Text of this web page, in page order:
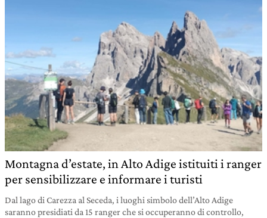
Montagna d’estate, in Alto Adige istituiti i ranger
per sensibilizzare e informare i turisti
Dal lago di Carezza al Seceda, i luoghi simbolo dell’Alto Adige
saranno presidiati da 15 ranger che si occuperanno di controllo,